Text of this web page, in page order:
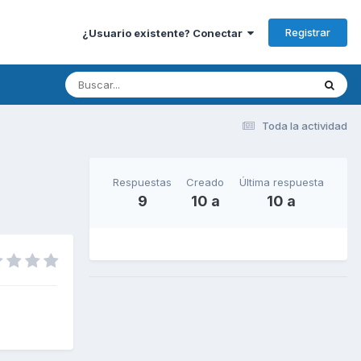
¿Usuario existente? Conectar Registrar
Toda la actividad
Respuestas
9
Creado
10 a
Última respuesta
10 a